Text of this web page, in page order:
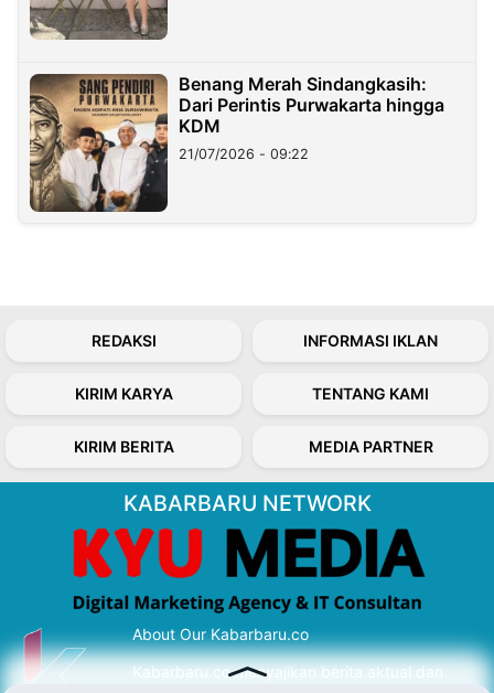
Benang Merah Sindangkasih:
Dari Perintis Purwakarta hingga
KDM
21/07/2026 - 09:22
REDAKSI INFORMASI IKLAN
KIRIM KARYA TENTANG KAMI
KIRIM BERITA MEDIA PARTNER
KABARBARU NETWORK
About Our Kabarbaru.co
Kabarbaru.co menyajikan berita aktual dan